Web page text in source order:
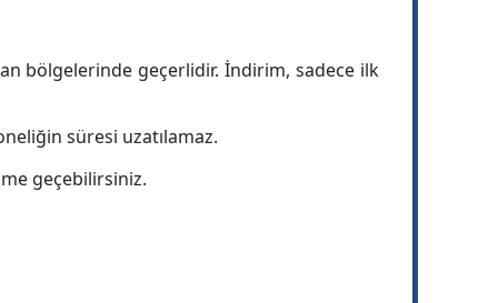
bölgelerinde geçerlidir. İndirim, sadece ilk
süresi uzatılamaz.
geçebilirsiniz.